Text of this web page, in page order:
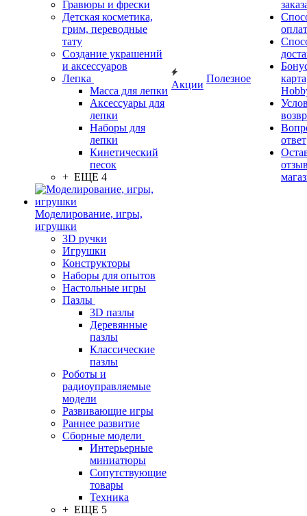
Гравюры и фрески
Детская косметика,
грим, переводные
тату
Создание украшений
и аксессуаров
Лепка
Масса для лепки
Аксессуары для
лепки
Наборы для
лепки
Кинетический
песок
+ ЕЩЕ 4
Моделирование, игры,
игрушки
3D ручки
Игрушки
Конструкторы
Наборы для опытов
Настольные игры
Пазлы
3D пазлы
Деревянные
пазлы
Классические
пазлы
Роботы и
радиоуправляемые
модели
Развивающие игры
Раннее развитие
Сборные модели
Интерьерные
миниатюры
Сопутствующие
товары
Техника
+ ЕЩЕ 5
Акции
Полезное
карта
ответ